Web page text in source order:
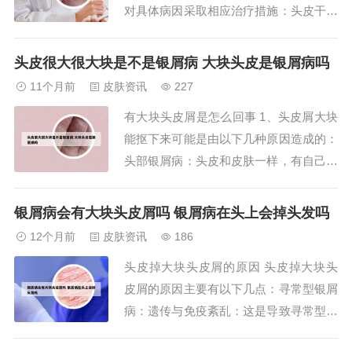
对具体病因采取相应治疗措施：头皮干燥
块头皮屑。常见诱因包括环境干燥、过度
面：马拉色菌感染马拉色菌是头皮常见真
菌，以皮脂为...
头皮很大很大块是不是银屑病 大块头皮是银屑病吗
11个月前 皮肤资讯 227
有大块头皮屑是怎么回事 1、头皮屑大块
能抠下来可能是由以下几种原因造成的：
头部银屑病：头皮和皮肤一样，有自己的
较小，不易被察觉。然而，当患有银屑病
的皮屑。如果将头发分开，可能会发现在
抠下皮屑...
银屑病会有大块头皮屑吗 银屑病在头上会掉头发吗
12个月前 皮肤资讯 186
头皮掉大块头皮屑的原因 头皮掉大块头
皮屑的原因主要有以下几点：寻常型银屑
病：遗传与免疫紊乱：这是导致寻常型银